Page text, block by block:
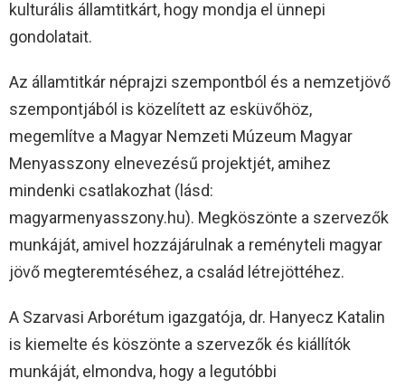
kulturális államtitkárt, hogy mondja el ünnepi
gondolatait.
Az államtitkár néprajzi szempontból és a nemzetjövő
szempontjából is közelített az esküvőhöz,
megemlítve a Magyar Nemzeti Múzeum Magyar
Menyasszony elnevezésű projektjét, amihez
mindenki csatlakozhat (lásd:
magyarmenyasszony.hu). Megköszönte a szervezők
munkáját, amivel hozzájárulnak a reményteli magyar
jövő megteremtéséhez, a család létrejöttéhez.
A Szarvasi Arborétum igazgatója, dr. Hanyecz Katalin
is kiemelte és köszönte a szervezők és kiállítók
munkáját, elmondva, hogy a legutóbbi